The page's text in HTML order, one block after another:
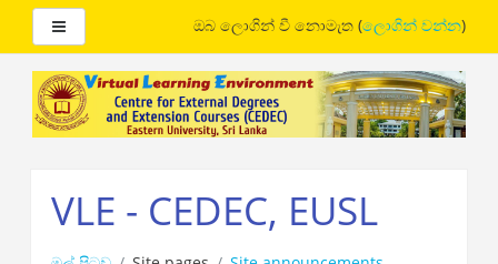
ප්‍රධාන
අන්තර්ගතයට
යන්න
ඔබ ලොගින් වී නොමැත (ලොගින් වන්න)
VLE - CEDEC, EUSL